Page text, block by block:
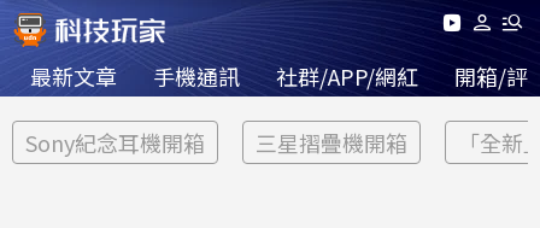
最新文章 手機通訊 社群/APP/網紅 開箱/評
Sony紀念耳機開箱 三星摺疊機開箱 「全新